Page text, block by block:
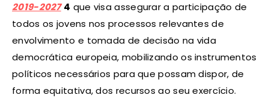
2019-2027 4 que visa assegurar a participação de
todos os jovens nos processos relevantes de
envolvimento e tomada de decisão na vida
democrática europeia, mobilizando os instrumentos
políticos necessários para que possam dispor, de
forma equitativa, dos recursos ao seu exercício.